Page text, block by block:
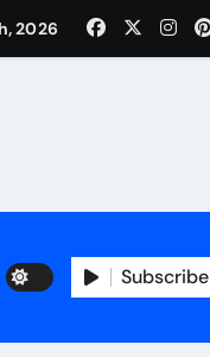
2026
Subscribe